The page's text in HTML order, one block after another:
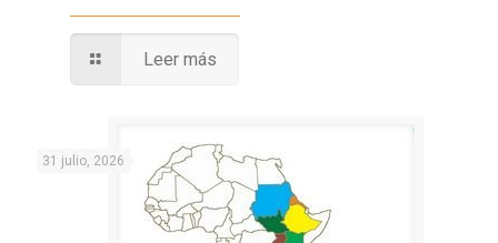
Leer más
31 julio, 2026